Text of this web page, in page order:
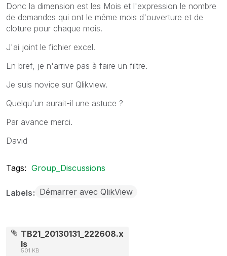
Donc la dimension est les Mois et l'expression le nombre
de demandes qui ont le même mois d'ouverture et de
cloture pour chaque mois.
J'ai joint le fichier excel.
En bref, je n'arrive pas à faire un filtre.
Je suis novice sur Qlikview.
Quelqu'un aurait-il une astuce ?
Par avance merci.
David
Tags: Group_Discussions
Labels Démarrer avec QlikView
TB21_20130131_222608.x
ls
501 KB